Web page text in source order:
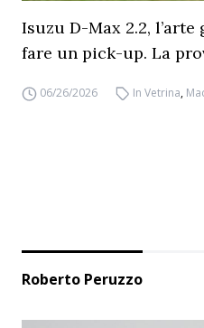
Isuzu D-Max 2.2,
fare un pick-up. La
06/26/2026 In Vetrina,
Roberto Peruzzo